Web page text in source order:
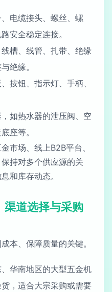
电缆接头、螺丝、螺
安全稳定连接。
槽、线管、扎带、绝缘
绝缘。
按钮、指示灯、手柄、
如热水器的泄压阀、空
座等。
市场、线上B2B平台、
持对多个供应源的关
和库存动态。
渠道选择与采购
本、保障质量的关键。
、华南地区的大型五金机
，适合大宗采购或需要